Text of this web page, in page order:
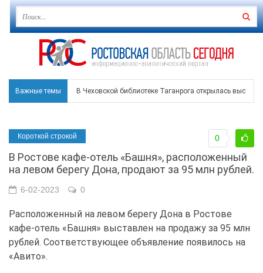
Важные темы В Чеховской библиотеке Таганрога открылась
Среди детей, ставших жертвами вражеской атаки в
Около 150 беспилотников прошедшей ночью
В Гуково пострадала женщина, повреждены дома в в
Короткой строкой
В Ростове кафе-отель «Башня», расположенный
на левом берегу Дона, продают за 95 млн рублей.
0
6-02-2023 0
Расположенный на левом берегу Дона в Ростове
кафе-отель «Башня» выставлен на продажу за 95 млн
рублей. Соответствующее объявление появилось на
«Авито».